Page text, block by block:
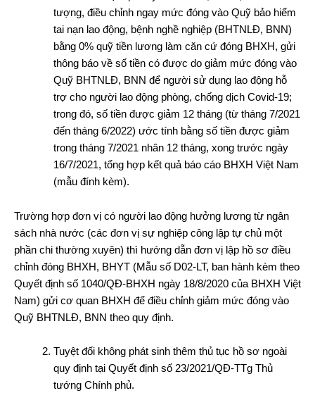
tượng, điều chỉnh ngay mức đóng vào Quỹ bảo hiểm
tai nạn lao động, bệnh nghề nghiệp (BHTNLĐ, BNN)
bằng 0% quỹ tiền lương làm căn cứ đóng BHXH, gửi
thông báo về số tiền có được do giảm mức đóng vào
Quỹ BHTNLĐ, BNN để người sử dụng lao động hỗ
trợ cho người lao động phòng, chống dịch Covid-19;
trong đó, số tiền được giảm 12 tháng (từ tháng 7/2021
đến tháng 6/2022) ước tính bằng số tiền được giảm
trong tháng 7/2021 nhân 12 tháng, xong trước ngày
16/7/2021, tổng hợp kết quả báo cáo BHXH Việt Nam
(mẫu đính kèm).
Trường hợp đơn vị có người lao động hưởng lương từ ngân
sách nhà nước (các đơn vị sự nghiệp công lập tự chủ một
phần chi thường xuyên) thì hướng dẫn đơn vị lập hồ sơ điều
chỉnh đóng BHXH, BHYT (Mẫu số D02-LT, ban hành kèm theo
Quyết định số 1040/QĐ-BHXH ngày 18/8/2020 của BHXH Việt
Nam) gửi cơ quan BHXH để điều chỉnh giảm mức đóng vào
Quỹ BHTNLĐ, BNN theo quy định.
Tuyệt đối không phát sinh thêm thủ tục hồ sơ ngoài
quy định tại Quyết định số 23/2021/QĐ-TTg Thủ
tướng Chính phủ.